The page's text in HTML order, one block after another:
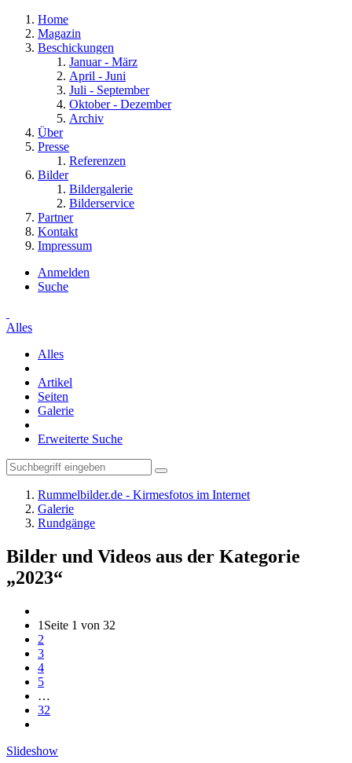
Home
Magazin
Beschickungen
Januar - März
April - Juni
Juli - September
Oktober - Dezember
Archiv
Über
Presse
Referenzen
Bilder
Bildergalerie
Bilderservice
Partner
Kontakt
Impressum
Anmelden
Suche
Alles
Alles
Artikel
Seiten
Galerie
Erweiterte Suche
Rummelbilder.de - Kirmesfotos im Internet
Galerie
Rundgänge
Bilder und Videos aus der Kategorie
„2023“
1 Seite 1 von 32
2
3
4
5
…
32
Slideshow